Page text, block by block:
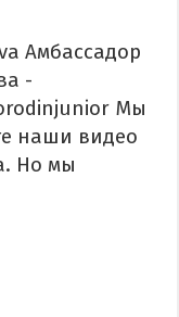
Амбассадор
-
Мы
наши видео
Но мы